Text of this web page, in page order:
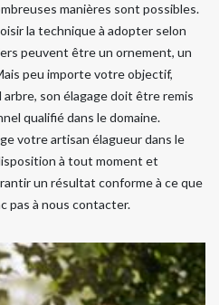
manières sont possibles.
la technique à adopter selon
peuvent être un ornement, un
peu importe votre objectif,
son élagage doit être remis
qualifié dans le domaine.
votre artisan élagueur dans le
à tout moment et
un résultat conforme à ce que
pas à nous contacter.